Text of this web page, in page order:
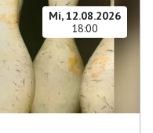
Mi, 12.08.2026
18:00